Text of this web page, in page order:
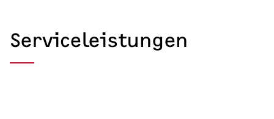
Serviceleistungen